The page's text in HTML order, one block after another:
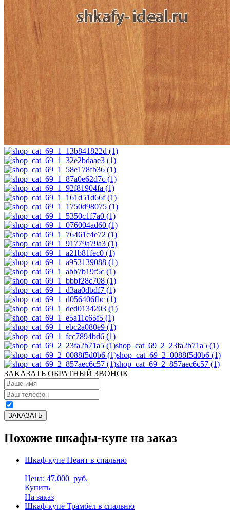
shop_cat_69_2_23fa2b71a5 (1)
shop_cat_69_2_0088f5d0b6 (1)
shop_cat_69_2_857aec6c57 (1)
ЗАКАЗАТЬ ОБРАТНЫЙ ЗВОНОК
Похожие шкафы-купе на заказ
Шкаф-купе Пеант в спальню
Цена: 47,000 руб.
Купить
На заказ
Шкаф-купе Трамбел в спальню